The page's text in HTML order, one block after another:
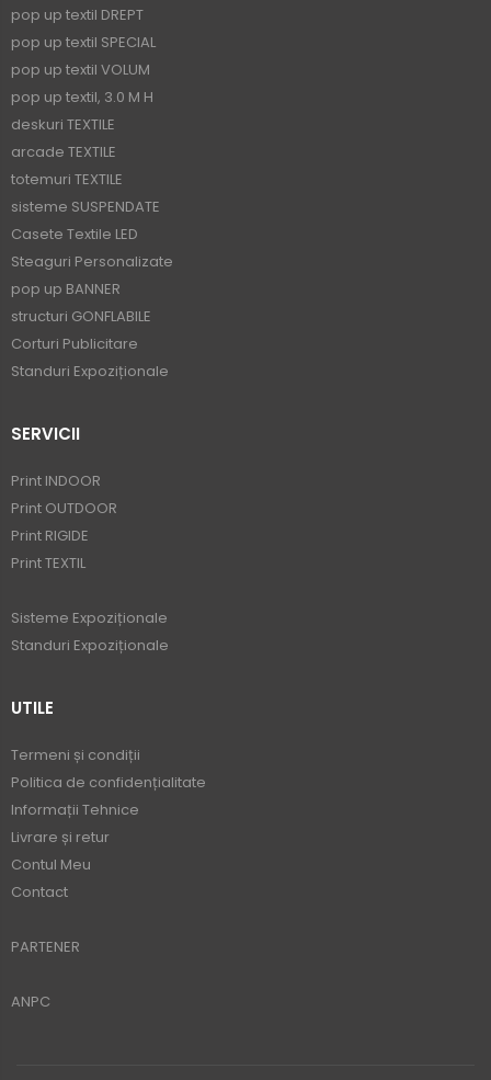
pop up textil DREPT
pop up textil SPECIAL
pop up textil VOLUM
pop up textil, 3.0 M H
deskuri TEXTILE
arcade TEXTILE
totemuri TEXTILE
sisteme SUSPENDATE
Casete Textile LED
Steaguri Personalizate
pop up BANNER
structuri GONFLABILE
Corturi Publicitare
Standuri Expoziționale
SERVICII
Print INDOOR
Print OUTDOOR
Print RIGIDE
Print TEXTIL
Sisteme Expoziționale
Standuri Expoziționale
UTILE
Termeni și condiții
Politica de confidențialitate
Informații Tehnice
Livrare și retur
Contul Meu
Contact
PARTENER
ANPC